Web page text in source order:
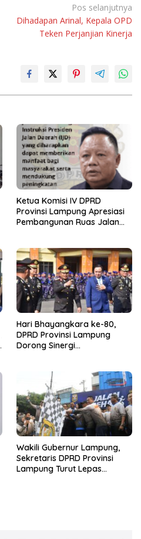
Pos selanjutnya
Dihadapan Arinal, Kepala OPD
Teken Perjanjian Kinerja
Ketua Komisi IV DPRD
Provinsi Lampung Apresiasi
Pembangunan Ruas Jalan
Hari Bhayangkara ke-80,
DPRD Provinsi Lampung
Dorong Sinergi
Wakili Gubernur Lampung,
Sekretaris DPRD Provinsi
Lampung Turut Lepas